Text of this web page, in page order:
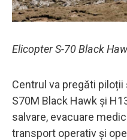
Elicopter S-70 Black
Centrul va pregăti
S70M Black Hawk și
salvare, evacuare
transport operativ și